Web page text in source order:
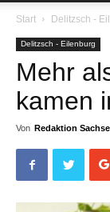
Start Delitzsch -
Delitzsch - Eilenburg
Mehr
kamen
Von Redaktion